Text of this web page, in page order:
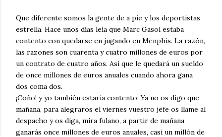
Que diferente somos la gente de a pie y los deportistas
estrella. Hace unos días leía que Marc Gasol estaba
contento con quedarse en jugando en Menphis. La razón,
las razones son cuarenta y cuatro millones de euros por
un contrato de cuatro años. Así que le quedará un sueldo
de once millones de euros anuales cuando ahora gana
dos coma dos.
¡Coño! y yo también estaría contento. Ya no os digo que
mañana, para alegraros el viernes vuestro jefe os llame al
despacho y os diga, mira fulano, a partir de mañana
ganarás once millones de euros anuales, casi un millón de